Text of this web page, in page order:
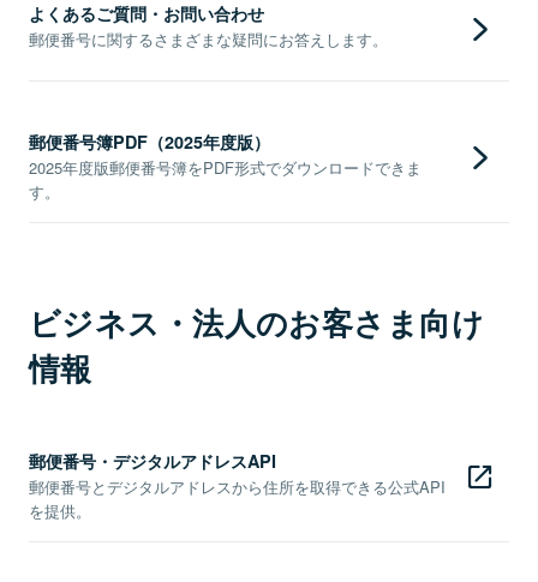
よくあるご質問・お問い合わせ
郵便番号に関するさまざまな疑問にお答えします。
郵便番号簿PDF（2025年度版）
2025年度版郵便番号簿をPDF形式でダウンロードできま
す。
ビジネス・法人のお客さま向け
情報
郵便番号・デジタルアドレスAPI
郵便番号とデジタルアドレスから住所を取得できる公式API
を提供。